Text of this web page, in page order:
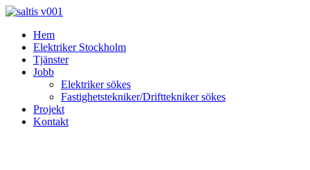
Skip
contentHem
Elektriker Stockholm
Tjänster
Jobb
Elektriker sökes
Fastighetstekniker/Drifttekniker sökes
Projekt
Kontakt